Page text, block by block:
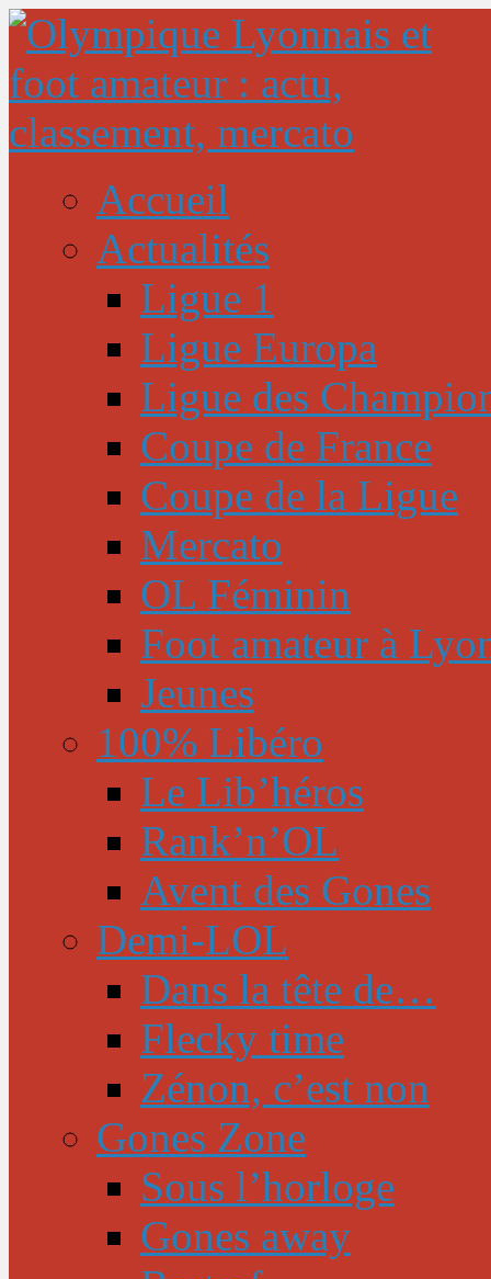
Accueil
Actualités
Ligue 1
Ligue Europa
Ligue des
Coupe de France
Coupe de la Ligue
Mercato
OL Féminin
Foot amateur à
Jeunes
100% Libéro
Le Lib’héros
Rank’n’OL
Avent des Gones
Demi-LOL
Dans la tête de…
Flecky time
Zénon, c’est non
Gones Zone
Sous l’horloge
Gones away